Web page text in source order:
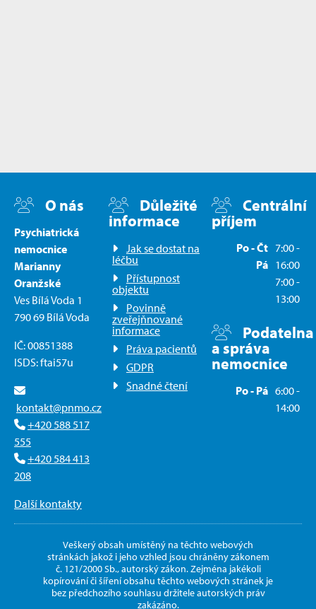
O nás
Psychiatrická
nemocnice
Marianny
Oranžské
Ves Bílá Voda 1
790 69 Bílá Voda
IČ: 00851388
ISDS: ftai57u
kontakt@pnmo.cz
+420 588 517
555
+420 584 413
208
Další kontakty
Důležité
informace
Jak se dostat na
léčbu
Přístupnost
objektu
Povinně
zveřejňnované
informace
Práva pacientů
GDPR
Snadné čtení
Centrální
příjem
Po - Čt
Pá
7:00 -
16:00
7:00 -
13:00
Podatelna
a správa
nemocnice
Po - Pá 6:00 -
14:00
Veškerý obsah umístěný na těchto webových
stránkách jakož i jeho vzhled jsou chráněny zákonem
č. 121/2000 Sb., autorský zákon. Zejména jakékoli
kopírování či šíření obsahu těchto webových stránek je
bez předchozího souhlasu držitele autorských práv
zakázáno.